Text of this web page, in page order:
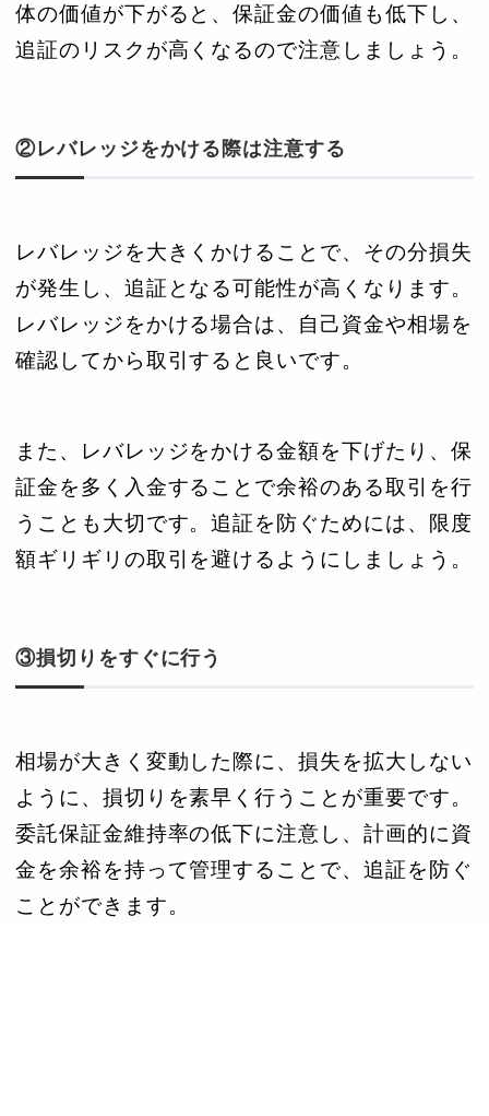
体の価値が下がると、保証金の価値も低下し、
追証のリスクが高くなるので注意しましょう。
②レバレッジをかける際は注意する
レバレッジを大きくかけることで、その分損失
が発生し、追証となる可能性が高くなります。
レバレッジをかける場合は、自己資金や相場を
確認してから取引すると良いです。
また、レバレッジをかける金額を下げたり、保
証金を多く入金することで余裕のある取引を行
うことも大切です。追証を防ぐためには、限度
額ギリギリの取引を避けるようにしましょう。
③損切りをすぐに行う
相場が大きく変動した際に、損失を拡大しない
ように、損切りを素早く行うことが重要です。
委託保証金維持率の低下に注意し、計画的に資
金を余裕を持って管理することで、追証を防ぐ
ことができます。